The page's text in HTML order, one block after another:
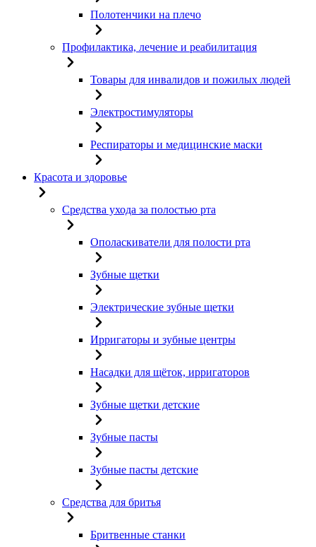
Полотенчики на плечо
Профилактика, лечение и реабилитация
Товары для инвалидов и пожилых людей
Электростимуляторы
Респираторы и медицинские маски
Красота и здоровье
Средства ухода за полостью рта
Ополаскиватели для полости рта
Зубные щетки
Электрические зубные щетки
Ирригаторы и зубные центры
Насадки для щёток, ирригаторов
Зубные щетки детские
Зубные пасты
Зубные пасты детские
Средства для бритья
Бритвенные станки